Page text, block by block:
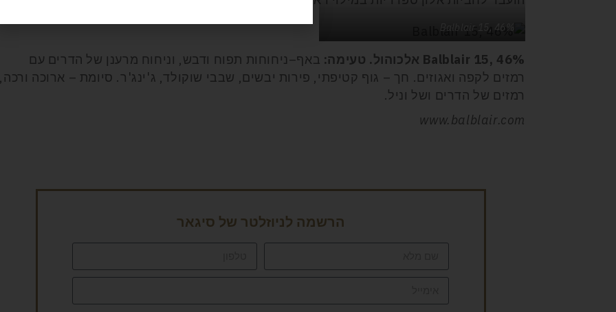
Balblair 15, 46%
Balblair 15, 46% אלכוהול. טעימה:
באף–ניחוחות תפוח ודבש, וניחוח מרענן של הדרים עם
רמזים לקפה ואגוזים. חך – גוף קטיפתי, פירות יבשים, שבבי שוקולד, ג'ינג'ר. סיומת – ארוכה ורכה,
רמזים של הדרים ושל וניל.
www.balblair.com
הרשמה לניוזלטר של סיגאר